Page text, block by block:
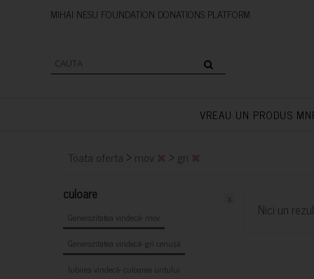
MIHAI NESU FOUNDATION
VREAU UN PRODUS
Toata oferta > mov > gri
culoare
Generozitatea vindecă- mov
Generozitatea vindecă- gri cenușă
Iubirea vindecă- culoarea untului
Nici un